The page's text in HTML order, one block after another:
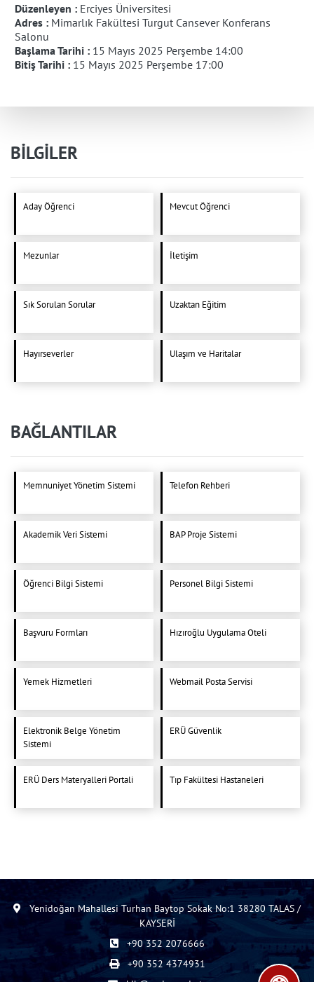
Düzenleyen : Erciyes Üniversitesi
Adres : Mimarlık Fakültesi Turgut Cansever Konferans
Salonu
Başlama Tarihi : 15 Mayıs 2025 Perşembe 14:00
Bitiş Tarihi : 15 Mayıs 2025 Perşembe 17:00
BİLGİLER
Aday Öğrenci Mevcut Öğrenci
Mezunlar İletişim
Sık Sorulan Sorular Uzaktan Eğitim
Hayırseverler Ulaşım ve Haritalar
BAĞLANTILAR
Memnuniyet Yönetim Sistemi Telefon Rehberi
Akademik Veri Sistemi BAP Proje Sistemi
Öğrenci Bilgi Sistemi Personel Bilgi Sistemi
Başvuru Formları Hızıroğlu Uygulama Oteli
Yemek Hizmetleri Webmail Posta Servisi
Elektronik Belge Yönetim
Sistemi
ERÜ Güvenlik
ERÜ Ders Materyalleri Portali Tıp Fakültesi Hastaneleri
Yenidoğan Mahallesi Turhan Baytop Sokak No:1 38280 TALAS /
KAYSERİ
+90 352 2076666
+90 352 4374931